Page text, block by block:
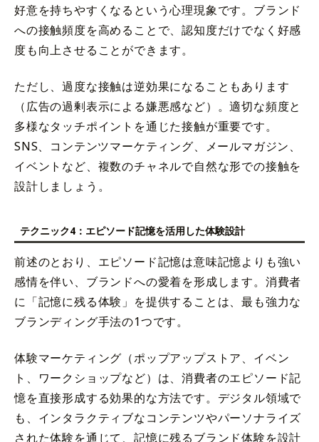
好意を持ちやすくなるという心理現象です。ブランド
への接触頻度を高めることで、認知度だけでなく好感
度も向上させることができます。
ただし、過度な接触は逆効果になることもあります
（広告の過剰表示による嫌悪感など）。適切な頻度と
多様なタッチポイントを通じた接触が重要です。
SNS、コンテンツマーケティング、メールマガジン、
イベントなど、複数のチャネルで自然な形での接触を
設計しましょう。
テクニック4：エピソード記憶を活用した体験設計
前述のとおり、エピソード記憶は意味記憶よりも強い
感情を伴い、ブランドへの愛着を形成します。消費者
に「記憶に残る体験」を提供することは、最も強力な
ブランディング手法の1つです。
体験マーケティング（ポップアップストア、イベン
ト、ワークショップなど）は、消費者のエピソード記
憶を直接形成する効果的な方法です。デジタル領域で
も、インタラクティブなコンテンツやパーソナライズ
された体験を通じて、記憶に残るブランド体験を設計